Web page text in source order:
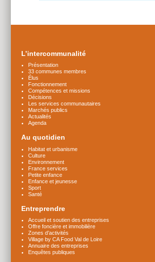
L’intercommunalité
Présentation
33 communes membres
Élus
Fonctionnement
Compétences et missions
Décisions
Les services communautaires
Marchés publics
Actualités
Agenda
Au quotidien
Habitat et urbanisme
Culture
Environnement
France services
Petite enfance
Enfance et jeunesse
Sport
Santé
Entreprendre
Accueil et soutien des entreprises
Offre foncière et immobilière
Zones d’activités
Village by CA Food Val de Loire
Annuaire des entreprises
Enquêtes publiques